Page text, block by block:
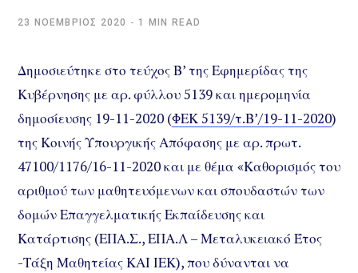
23 ΝΟΈΜΒΡΙΟΣ 2020 1 MIN READ
Δημοσιεύτηκε στο τεύχος Β’ της Εφημερίδας της
Κυβέρνησης με αρ. φύλλου 5139 και ημερομηνία
δημοσίευσης 19-11-2020 (ΦΕΚ 5139/τ.Β’/19-11-2020)
της Κοινής Υπουργικής Απόφασης με αρ. πρωτ.
47100/1176/16-11-2020 και με θέμα «Καθορισμός του
αριθμού των μαθητευόμενων και σπουδαστών των
δομών Επαγγελματικής Εκπαίδευσης και
Κατάρτισης (ΕΠΑ.Σ., ΕΠΑ.Λ – Μεταλυκειακό Έτος
-Τάξη Μαθητείας ΚΑΙ ΙΕΚ), που δύνανται να